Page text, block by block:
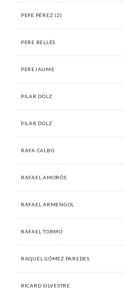
PEPE PÉREZ (2)
PERE BELLÈS
PEREJAUME
PILAR DOLZ
PILAR DOLZ
RAFA CALBO
RAFAEL AMORÓS
RAFAEL ARMENGOL
RAFAEL TORMO
RAQUEL GÓMEZ PAREDES
RICARD SILVESTRE